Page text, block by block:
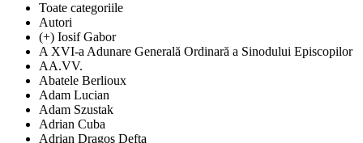
Toate categoriile
Autori
(+) Iosif Gabor
A XVI-a Adunare Generală Ordinară a Sinodului Episcopilor
AA.VV.
Abatele Berlioux
Adam Lucian
Adam Szustak
Adrian Cuba
Adrian Dragoş Defta